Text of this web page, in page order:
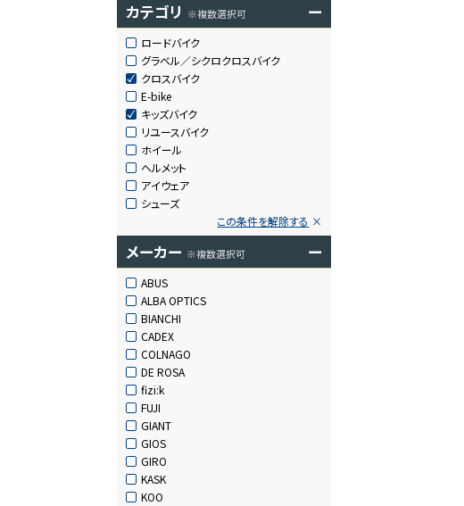
カテゴリ ※複数選択可 ー
ロードバイク
グラベル／シクロクロスバイク
クロスバイク
E-bike
キッズバイク
リユースバイク
ホイール
ヘルメット
アイウェア
シューズ
この条件を解除する
メーカー ※複数選択可 ー
ABUS
ALBA OPTICS
BIANCHI
CADEX
COLNAGO
DE ROSA
fizi:k
FUJI
GIANT
GIOS
GIRO
KASK
KOO